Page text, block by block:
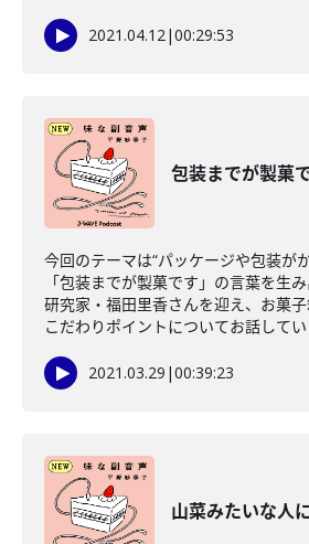
2021.04.12|00:29:53
包装までが製菓
今回のテーマは“パッケージや包装が
「包装までが製菓です」の言葉を生
研究家・福田里香さんを迎え、お菓
こだわりポイントについてお話してい
2021.03.29 |00:39:23
山菜みたいな人